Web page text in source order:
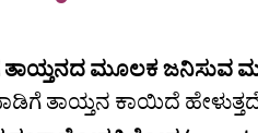
ತಾಯ್ತನದ ಮೂಲಕ ಜನಿಸುವ
ತಾಯ್ತನ ಕಾಯಿದೆ